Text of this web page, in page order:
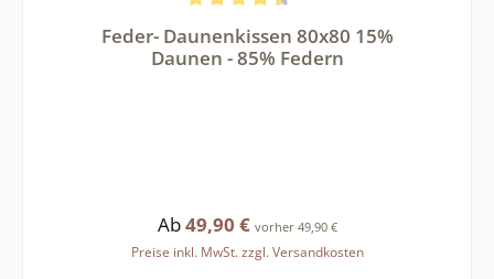
Feder- Daunenkissen 80x80 15%
Daunen - 85% Federn
Regulärer Preis:
Ab49,90 € vorher 49,90 €
Preise inkl. MwSt. zzgl. Versandkosten